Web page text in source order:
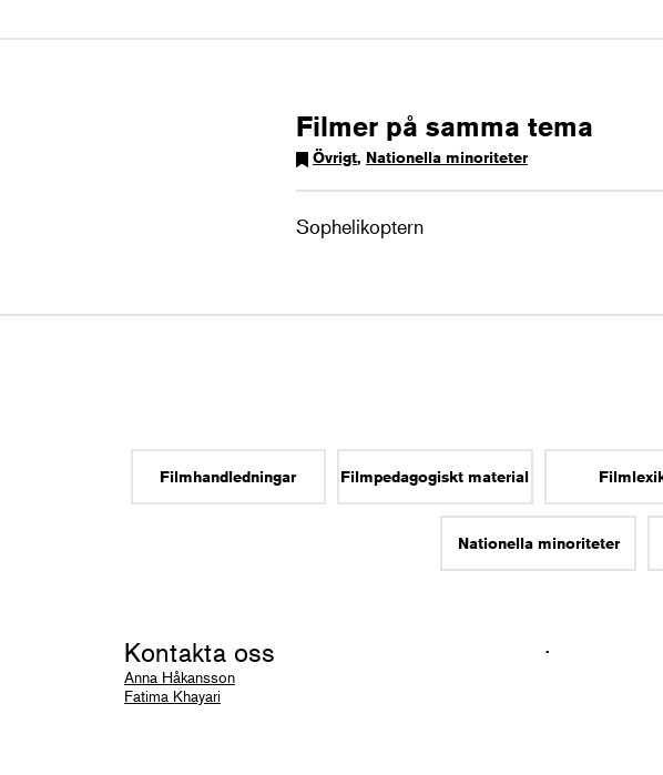
Filmer på samma tema
Övrigt, Nationella minoriteter
Sophelikoptern
Filmhandledningar Filmpedagogiskt material
Nationella minoriteter
Kontakta oss
Anna Håkansson
Fatima Khayari
.